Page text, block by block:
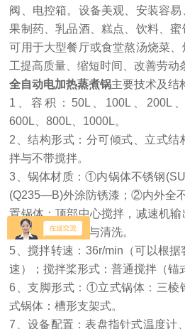
阀、电控箱。设备美观、安装容
果制药、乳品酒、糕点、饮料、
可用于大型餐厅或食堂熬汤烧菜
工提高质量、缩短时间、改善劳
全自动电加热蒸煮锅主要技术及
1、容积：50L、100L、200L
600L、800L、1000L。
2、结构形式：分可倾式、立式结
拌与不带搅拌。
3、锅体材质：①内锅体不锈钢
(Q235—B)外涂防锈漆；②内外
置锅体：顶部中心搅拌，减速机
连接，方便拆装与清洗。
5、搅拌转速：36r/min（可以根据
速）；搅拌桨形式：普通搅拌（
6、支脚形式：①立式锅体：三
式锅体：槽形支架式。
7、设备配置：表盘指针式温度计